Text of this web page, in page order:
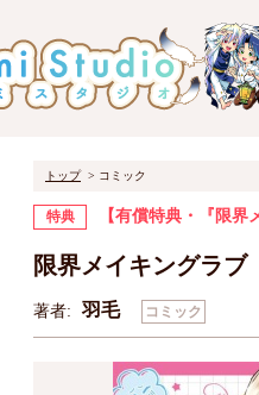
トップ コミック
特典 【有償特典・『限界
限界メイキングラブ
著者: 羽毛 コミック